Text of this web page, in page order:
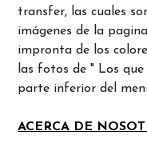
transfer, las cuales
imágenes de la
impronta de los
las fotos de " Los
parte inferior del
ACERCA DE